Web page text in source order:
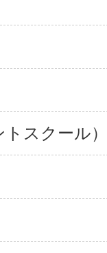
スクール）